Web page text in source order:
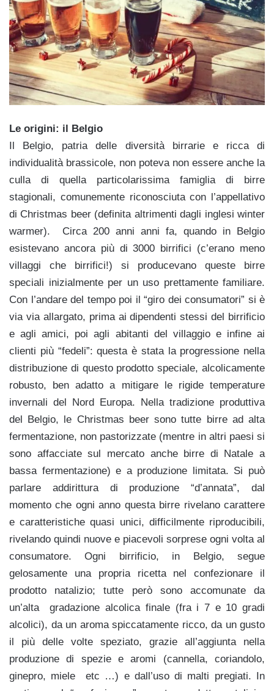
Le origini: il Belgio
Il Belgio, patria delle diversità birrarie e ricca di
individualità brassicole, non poteva non essere anche la
culla di quella particolarissima famiglia di birre
stagionali, comunemente riconosciuta con l’appellativo
di Christmas beer (definita altrimenti dagli inglesi winter
warmer). Circa 200 anni anni fa, quando in Belgio
esistevano ancora più di 3000 birrifici (c’erano meno
villaggi che birrifici!) si producevano queste birre
speciali inizialmente per un uso prettamente familiare.
Con l’andare del tempo poi il “giro dei consumatori” si è
via via allargato, prima ai dipendenti stessi del birrificio
e agli amici, poi agli abitanti del villaggio e infine ai
clienti più “fedeli”: questa è stata la progressione nella
distribuzione di questo prodotto speciale, alcolicamente
robusto, ben adatto a mitigare le rigide temperature
invernali del Nord Europa. Nella tradizione produttiva
del Belgio, le Christmas beer sono tutte birre ad alta
fermentazione, non pastorizzate (mentre in altri paesi si
sono affacciate sul mercato anche birre di Natale a
bassa fermentazione) e a produzione limitata. Si può
parlare addirittura di produzione “d’annata”, dal
momento che ogni anno questa birre rivelano carattere
e caratteristiche quasi unici, difficilmente riproducibili,
rivelando quindi nuove e piacevoli sorprese ogni volta al
consumatore. Ogni birrificio, in Belgio, segue
gelosamente una propria ricetta nel confezionare il
prodotto natalizio; tutte però sono accomunate da
un’alta gradazione alcolica finale (fra i 7 e 10 gradi
alcolici), da un aroma spiccatamente ricco, da un gusto
il più delle volte speziato, grazie all’aggiunta nella
produzione di spezie e aromi (cannella, coriandolo,
ginepro, miele etc …) e dall’uso di malti pregiati. In